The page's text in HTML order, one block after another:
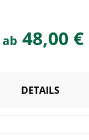
48,00 €
DETAILS